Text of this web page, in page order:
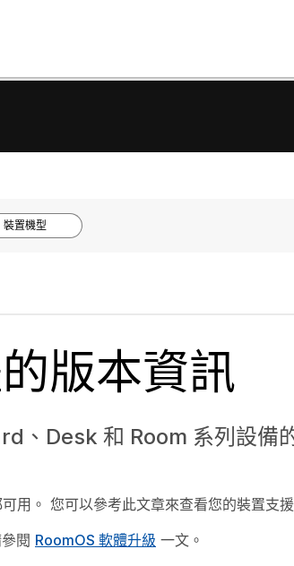
裝置機型
版本資訊
、Desk 和 Room 系列設備
用。 您可以參考此文章來查看您的裝置支
閱 RoomOS 軟體升級 一文。